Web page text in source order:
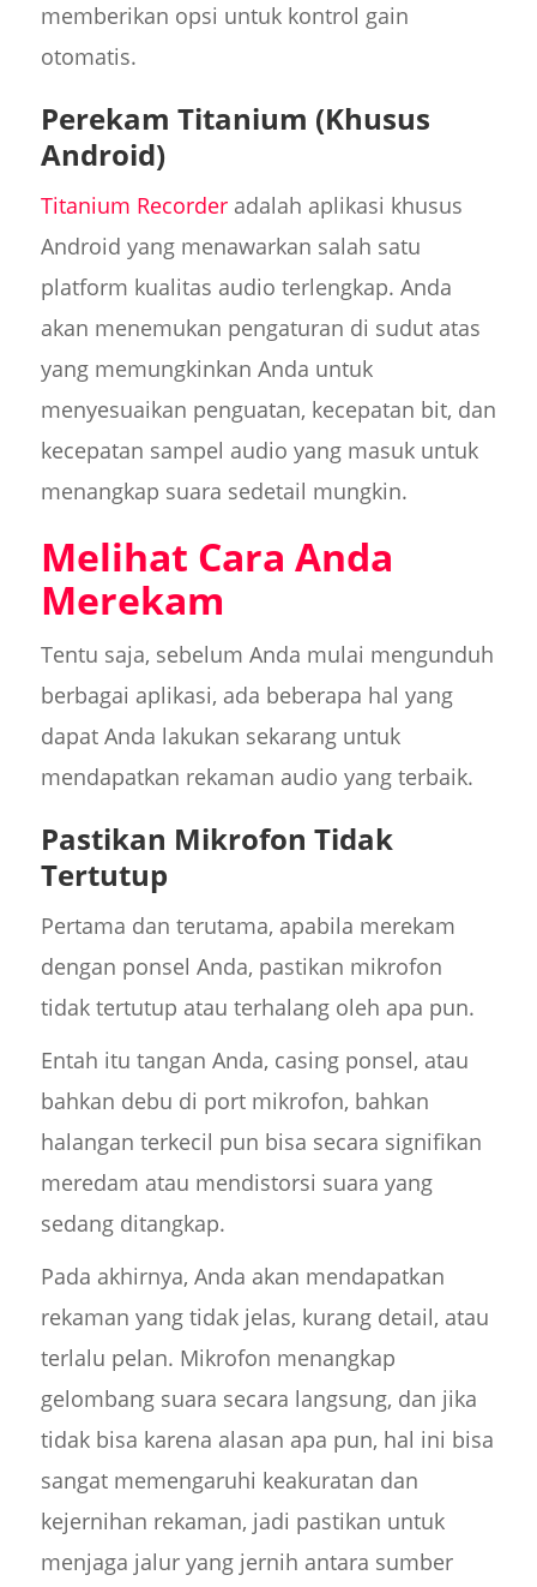
memberikan opsi untuk kontrol gain
otomatis.
Perekam Titanium (Khusus
Android)
Titanium Recorderadalah aplikasi khusus
Android yang menawarkan salah satu
platform kualitas audio terlengkap. Anda
akan menemukan pengaturan di sudut atas
yang memungkinkan Anda untuk
menyesuaikan penguatan, kecepatan bit, dan
kecepatan sampel audio yang masuk untuk
menangkap suara sedetail mungkin.
Melihat Cara Anda
Merekam
Tentu saja, sebelum Anda mulai mengunduh
berbagai aplikasi, ada beberapa hal yang
dapat Anda lakukan sekarang untuk
mendapatkan rekaman audio yang terbaik.
Pastikan Mikrofon Tidak
Tertutup
Pertama dan terutama, apabila merekam
dengan ponsel Anda, pastikan mikrofon
tidak tertutup atau terhalang oleh apa pun.
Entah itu tangan Anda, casing ponsel, atau
bahkan debu di port mikrofon, bahkan
halangan terkecil pun bisa secara signifikan
meredam atau mendistorsi suara yang
sedang ditangkap.
Pada akhirnya, Anda akan mendapatkan
rekaman yang tidak jelas, kurang detail, atau
terlalu pelan. Mikrofon menangkap
gelombang suara secara langsung, dan jika
tidak bisa karena alasan apa pun, hal ini bisa
sangat memengaruhi keakuratan dan
kejernihan rekaman, jadi pastikan untuk
menjaga jalur yang jernih antara sumber